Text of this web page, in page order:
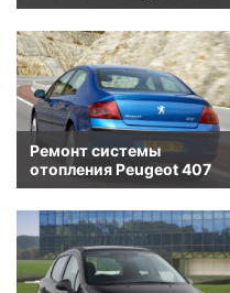
Ремонт системы
отопления Peugeot 407